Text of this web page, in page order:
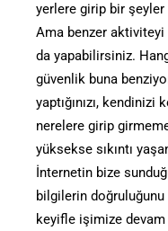
yerlere girip bir
Ama benzer aktiviteyi
da yapabilirsiniz.
güvenlik buna
yaptığınızı,
nerelere girip
yüksekse sıkıntı
İnternetin bize
bilgilerin
keyifle işimize